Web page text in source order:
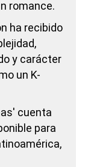
romance.
ha recibido
y carácter
un K-
cuenta
para